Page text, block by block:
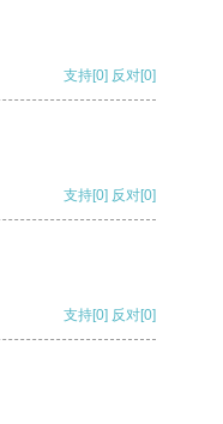
支持[0] 反对[0]
支持[0] 反对[0]
支持[0] 反对[0]